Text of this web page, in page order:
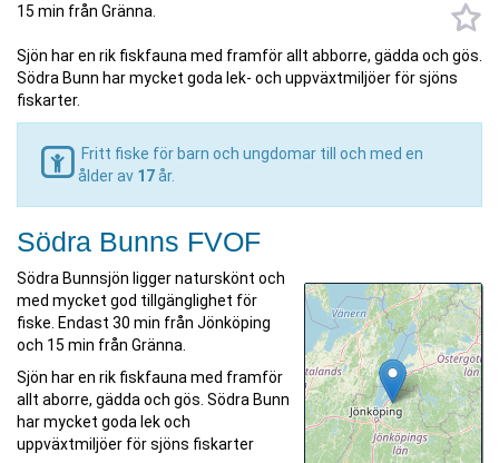
15 min från Gränna.
Sjön har en rik fiskfauna med framför allt abborre, gädda och gös.
Södra Bunn har mycket goda lek- och uppväxtmiljöer för sjöns
fiskarter.
Fritt fiske för barn och ungdomar till och med en
ålder av 17år.
Södra Bunns FVOF
Södra Bunnsjön ligger naturskönt och
med mycket god tillgänglighet för
fiske. Endast 30 min från Jönköping
och 15 min från Gränna.
Sjön har en rik fiskfauna med framför
allt aborre, gädda och gös. Södra Bunn
har mycket goda lek och
uppväxtmiljöer för sjöns fiskarter